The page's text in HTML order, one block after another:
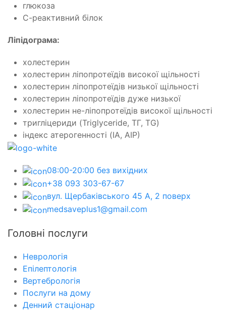
глюкоза
С-реактивний білок
Ліпідограма:
холестерин
холестерин ліпопротеїдів високої щільності
холестерин ліпопротеїдів низької щільності
холестерин ліпопротеїдів дуже низької
холестерин не-ліпопротеїдів високої щільності
тригліцериди (Triglyceride, ТГ, TG)
індекс атерогенності (IА, АIР)
08:00-20:00 без вихідних
+38 093 303-67-67
вул. Щербаківського 45 А, 2 поверх
medsaveplus1@gmail.com
Головні послуги
Неврологія
Епілептологія
Вертебрологія
Послуги на дому
Денний стаціонар